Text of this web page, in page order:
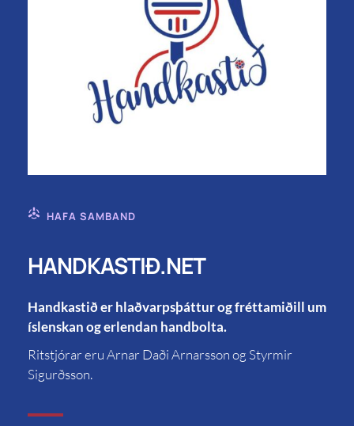
HAFA SAMBAND
HANDKASTIÐ.NET
Handkastið er hlaðvarpsþáttur og fréttamiðill um
íslenskan og erlendan handbolta.
Ritstjórar eru Arnar Daði Arnarsson og Styrmir
Sigurðsson.